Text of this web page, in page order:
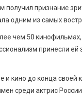
признание
одним из самых
чем 50
принесли
кино до конца своей
среди актрис России.